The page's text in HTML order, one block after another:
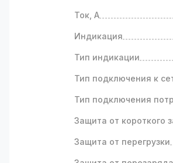
Ток, А
Индикация
Тип индикации
Тип подключения к
Тип подключения
Защита от короткого
Защита от перегрузки